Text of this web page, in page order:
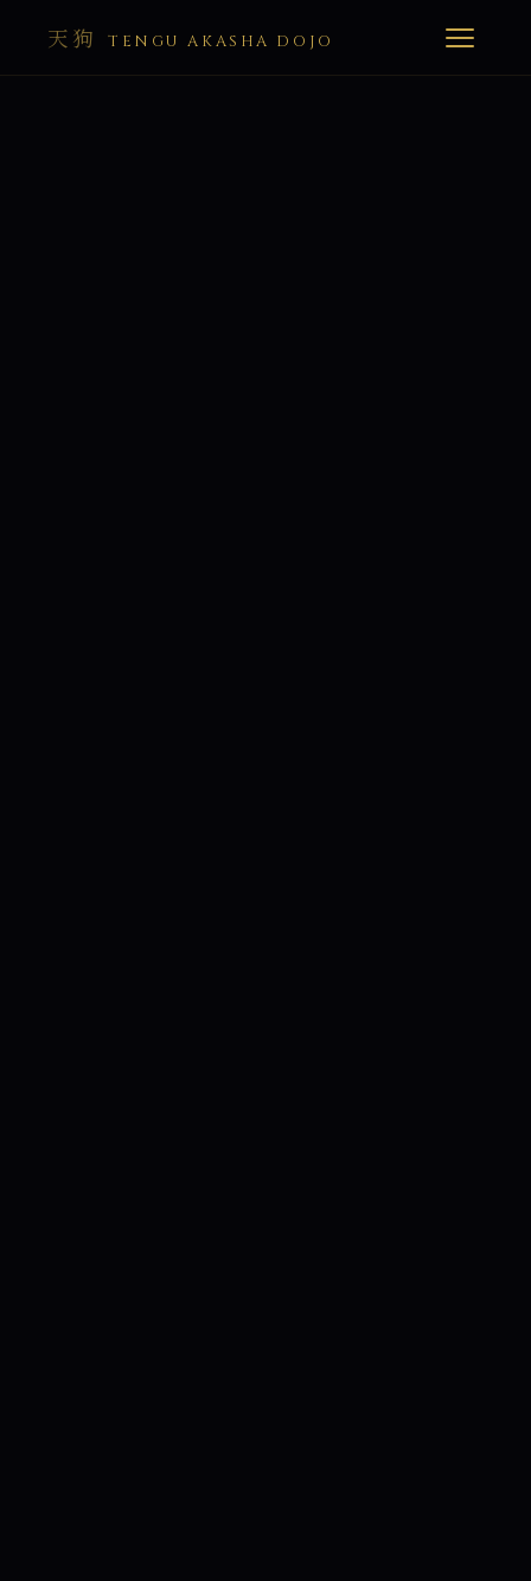
天狗 TENGU AKASHA DOJO